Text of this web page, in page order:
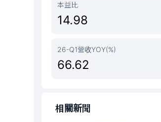
本益比
14.98
26-Q1營收YOY(%)
66.62
相關新聞